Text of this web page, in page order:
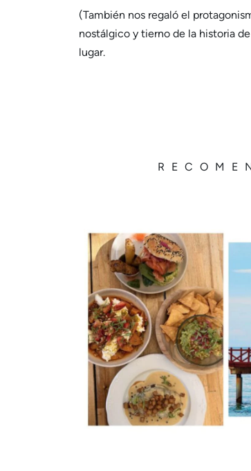
(También nos regaló el
nostálgico y tierno de la historia
lugar.